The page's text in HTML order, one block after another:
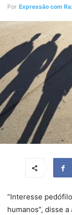
Por Expressão com
“Interesse
humanos”, disse